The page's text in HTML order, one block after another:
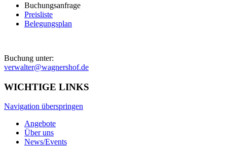
Buchungsanfrage
Preisliste
Belegungsplan
Buchung unter:
verwalter@wagnershof.de
WICHTIGE LINKS
Navigation überspringen
Angebote
Über uns
News/Events